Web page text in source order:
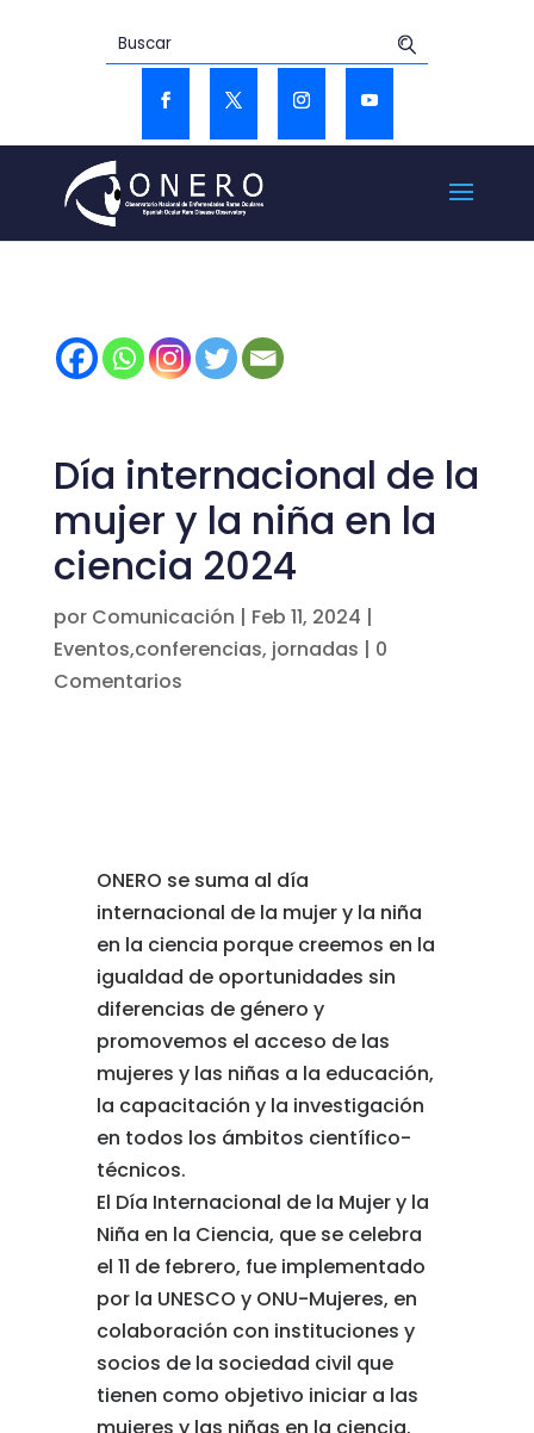
Día internacional de la
mujer y la niña en la
ciencia 2024
por Comunicación | Feb 11, 2024 |
Eventos,conferencias, jornadas | 0
Comentarios
ONERO se suma al día
internacional de la mujer y la niña
en la ciencia porque creemos en la
igualdad de oportunidades sin
diferencias de género y
promovemos el acceso de las
mujeres y las niñas a la educación,
la capacitación y la investigación
en todos los ámbitos científico-
técnicos.
El Día Internacional de la Mujer y la
Niña en la Ciencia, que se celebra
el 11 de febrero, fue implementado
por la UNESCO y ONU-Mujeres, en
colaboración con instituciones y
socios de la sociedad civil que
tienen como objetivo iniciar a las